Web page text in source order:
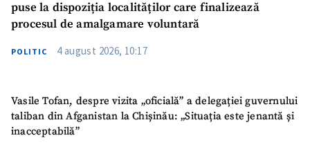
puse la dispoziția localităților care finalizează
procesul de amalgamare voluntară
POLITIC 4 august 2026, 10:17
Vasile Tofan, despre vizita „oficială” a delegației guvernului
taliban din Afganistan la Chișinău: „Situația este jenantă și
inacceptabilă”